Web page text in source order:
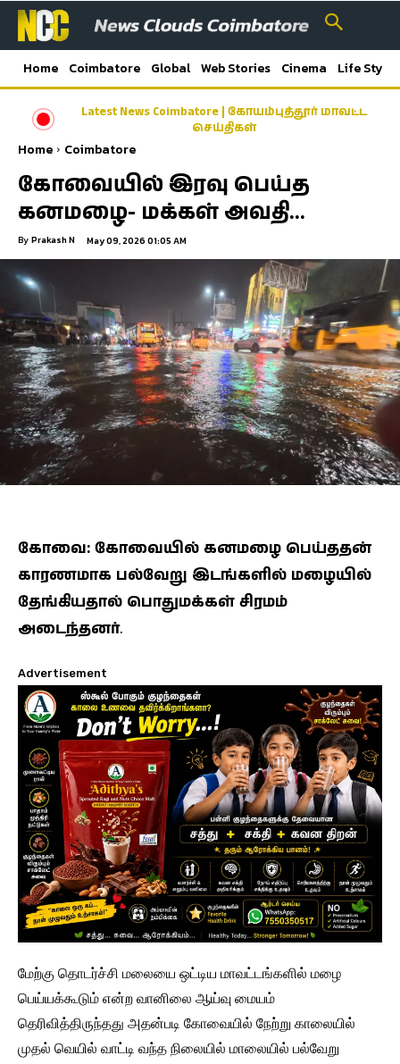
Home Coimbatore Global Web Stories Cinema Life Style
Latest News Coimbatore | கோயம்புத்தூர் மாவட்ட
செய்திகள்
Home Coimbatore
கோவையில் இரவு பெய்த
கனமழை- மக்கள் அவதி…
By Prakash N May 09, 2026 01:05 AM
கோவை: கோவையில் கனமழை பெய்ததன்
காரணமாக பல்வேறு இடங்களில் மழையில்
தேங்கியதால் பொதுமக்கள் சிரமம்
அடைந்தனர்.
Advertisement
மேற்கு தொடர்ச்சி மலையை ஒட்டிய மாவட்டங்களில் மழை
பெய்யக்கூடும் என்ற வானிலை ஆய்வு மையம்
தெரிவித்திருந்தது அதன்படி கோவையில் நேற்று காலையில்
முதல் வெயில் வாட்டி வந்த நிலையில் மாலையில் பல்வேறு